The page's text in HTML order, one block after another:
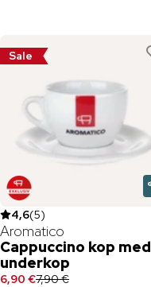
Sale
4,6(5)
Aromatico
Cappuccino kop med
underkop
6,90 €7,90 €